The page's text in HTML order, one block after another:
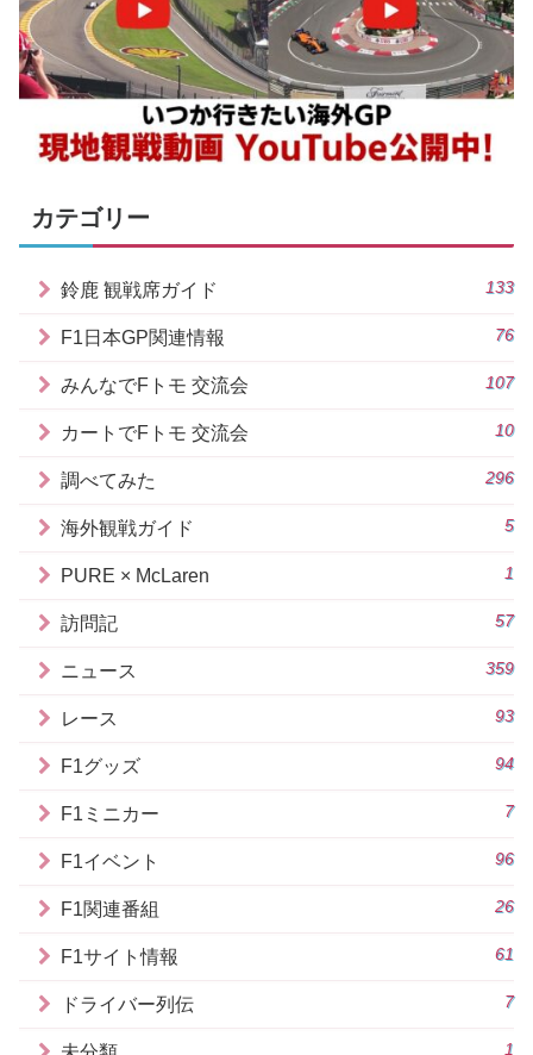
カテゴリー
鈴鹿 観戦席ガイド 133
F1日本GP関連情報 76
みんなでFトモ 交流会 107
カートでFトモ 交流会 10
調べてみた 296
海外観戦ガイド 5
PURE × McLaren 1
訪問記 57
ニュース 359
レース 93
F1グッズ 94
F1ミニカー 7
F1イベント 96
F1関連番組 26
F1サイト情報 61
ドライバー列伝 7
1